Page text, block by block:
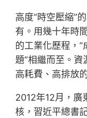
高度“時空壓縮”
有。用幾十年時
的工業化歷程，“
題”相繼而至。資
高耗費、高排放
2012年12月，廣
核，習近平總書